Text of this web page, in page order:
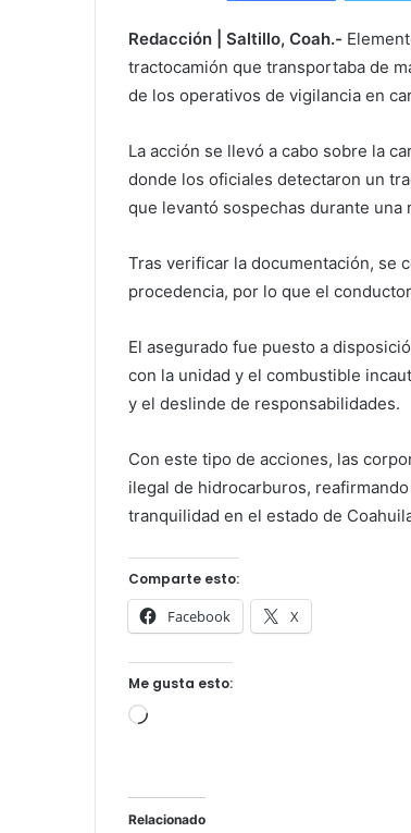
Redacción | Saltillo, Coah.-
tractocamión que transportaba de
de los operativos de vigilancia en
La acción se llevó a cabo sobre la
donde los oficiales detectaron un
que levantó sospechas durante una
Tras verificar la documentación, se
procedencia, por lo que el
El asegurado fue puesto a
con la unidad y el combustible
y el deslinde de responsabilidades.
Con este tipo de acciones, las
ilegal de hidrocarburos,
tranquilidad en el estado de
Comparte esto:
Facebook X
Me gusta esto:
Cargando...
Relacionado